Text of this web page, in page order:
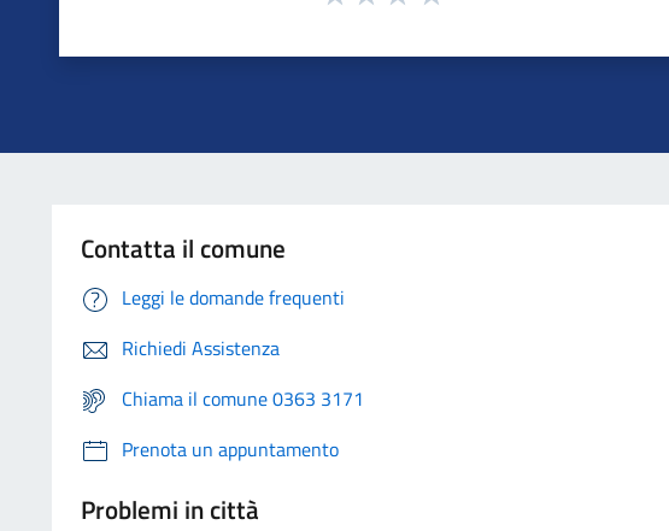
Contatta il comune
Leggi le domande frequenti
Richiedi Assistenza
Chiama il comune 0363 3171
Prenota un appuntamento
Problemi in città